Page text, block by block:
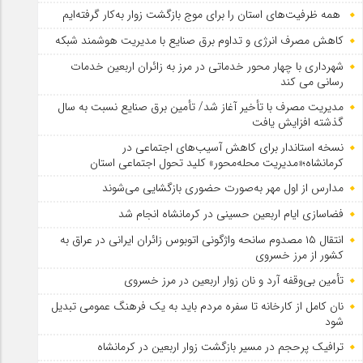
همه ظرفیت‌های استان را برای موج بازگشت زوار به‌کار گرفته‌ایم
کاهش مصرف انرژی و تداوم برق صنایع با مدیریت هوشمند شبکه
شهرداری با چهار محور خدماتی در مرز به زائران اربعین خدمات
رسانی می کند
مدیریت مصرف با تأخیر آغاز شد/ تأمین برق صنایع نسبت به سال
گذشته افزایش یافت
نسخه استاندار برای کاهش آسیب‌های اجتماعی در
کرمانشاه؛«مدیریت محله‌محور» کلید تحول اجتماعی استان
مدارس از اول مهر به‌صورت حضوری بازگشایی می‌شوند
فضاسازی ایام اربعین حسینی در کرمانشاه انجام شد
انتقال ۱۵ مصدوم سانحه واژگونی اتوبوس زائران ایرانی در عراق به
کشور از مرز خسروی
تأمین بی‌وقفه آرد و نان زوار اربعین در مرز خسروی
نان کامل از کارخانه تا سفره مردم باید به یک فرهنگ عمومی تبدیل
شود
ترافیک پرحجم در مسیر بازگشت زوار اربعین در کرمانشاه